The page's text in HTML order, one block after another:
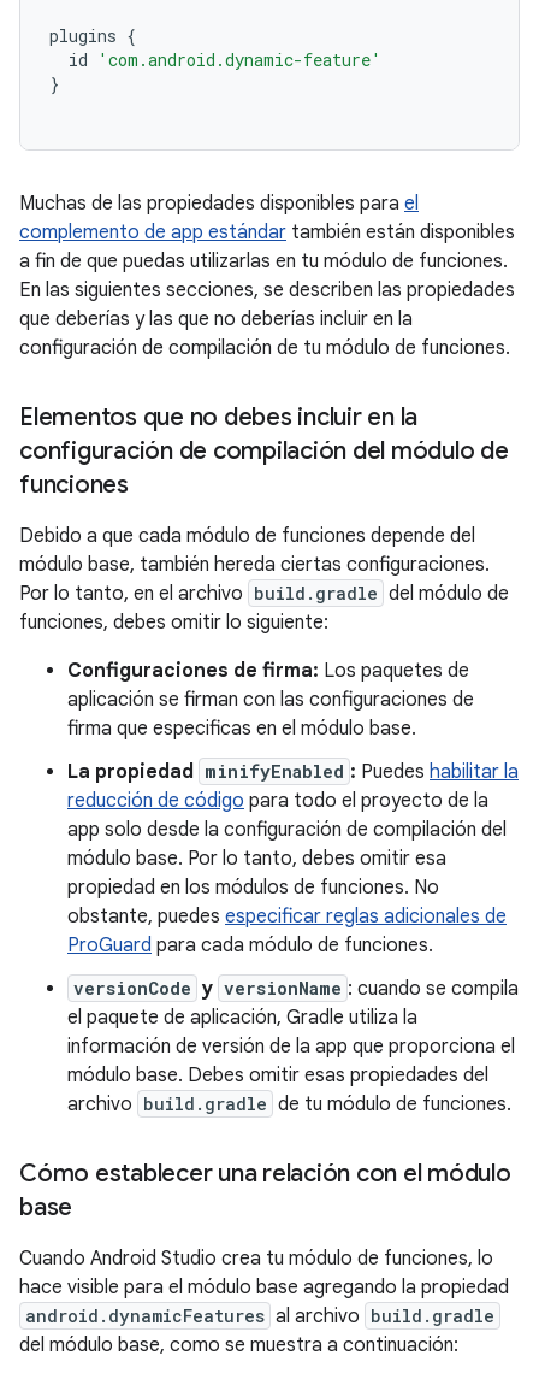
plugins {
id
'com.android.dynamic-feature'
}
Muchas de las propiedades disponibles para el
complemento de app estándar también están disponibles
a fin de que puedas utilizarlas en tu módulo de funciones.
En las siguientes secciones, se describen las propiedades
que deberías y las que no deberías incluir en la
configuración de compilación de tu módulo de funciones.
Elementos que no debes incluir en la
configuración de compilación del módulo de
funciones
Debido a que cada módulo de funciones depende del
módulo base, también hereda ciertas configuraciones.
Por lo tanto, en el archivo build.gradle del módulo de
funciones, debes omitir lo siguiente:
Configuraciones de firma: Los paquetes de
aplicación se firman con las configuraciones de
firma que especificas en el módulo base.
La propiedad minifyEnabled : Puedes habilitar la
reducción de código para todo el proyecto de la
app solo desde la configuración de compilación del
módulo base. Por lo tanto, debes omitir esa
propiedad en los módulos de funciones. No
obstante, puedes especificar reglas adicionales de
ProGuard para cada módulo de funciones.
versionCode y versionName : cuando se compila
el paquete de aplicación, Gradle utiliza la
información de versión de la app que proporciona el
módulo base. Debes omitir esas propiedades del
archivo build.gradle de tu módulo de funciones.
Cómo establecer una relación con el módulo
base
Cuando Android Studio crea tu módulo de funciones, lo
hace visible para el módulo base agregando la propiedad
android.dynamicFeatures al archivo build.gradle
del módulo base, como se muestra a continuación: